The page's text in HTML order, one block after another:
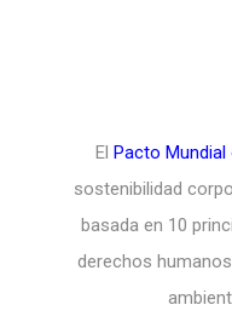
El Pacto Mundial
sostenibilidad
basada en 10
derechos